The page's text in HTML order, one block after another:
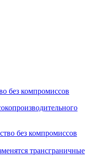
без компромиссов
трансграничные